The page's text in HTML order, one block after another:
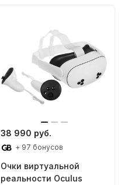
38 990 руб.
+ 97 бонусов
Очки виртуальной
реальности Oculus